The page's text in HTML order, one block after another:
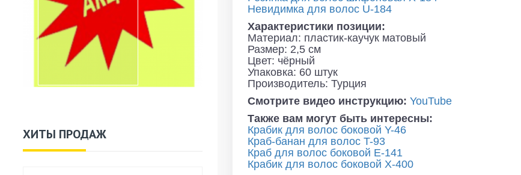
ХИТЫ ПРОДАЖ
Невидимка для волос U-184
Характеристики позиции:
Материал: пластик-каучук матовый
Размер: 2,5 см
Цвет: чёрный
Упаковка: 60 штук
Производитель: Турция
Смотрите видео инструкцию: YouTube
Также вам могут быть интересны:
Крабик для волос боковой Y-46
Краб-банан для волос T-93
Краб для волос боковой E-141
Крабик для волос боковой X-400